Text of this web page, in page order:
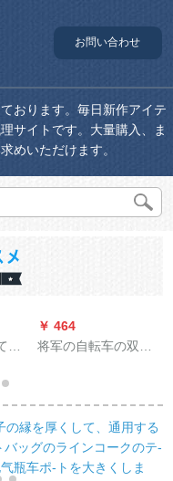
お問い合わせ
おります。毎日新作アイテ
サイトです。大量購入、ま
めいただけます。
い
。
ジ
黒
￥ 464
将军の自転车の双つ
机のポンチの车の成
人のシングマンの男
性の女史を大きくし
て、厚い湖青の17